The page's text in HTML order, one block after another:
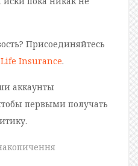
Присоединяйтесь
Insurance.
аккаунты
первыми получать